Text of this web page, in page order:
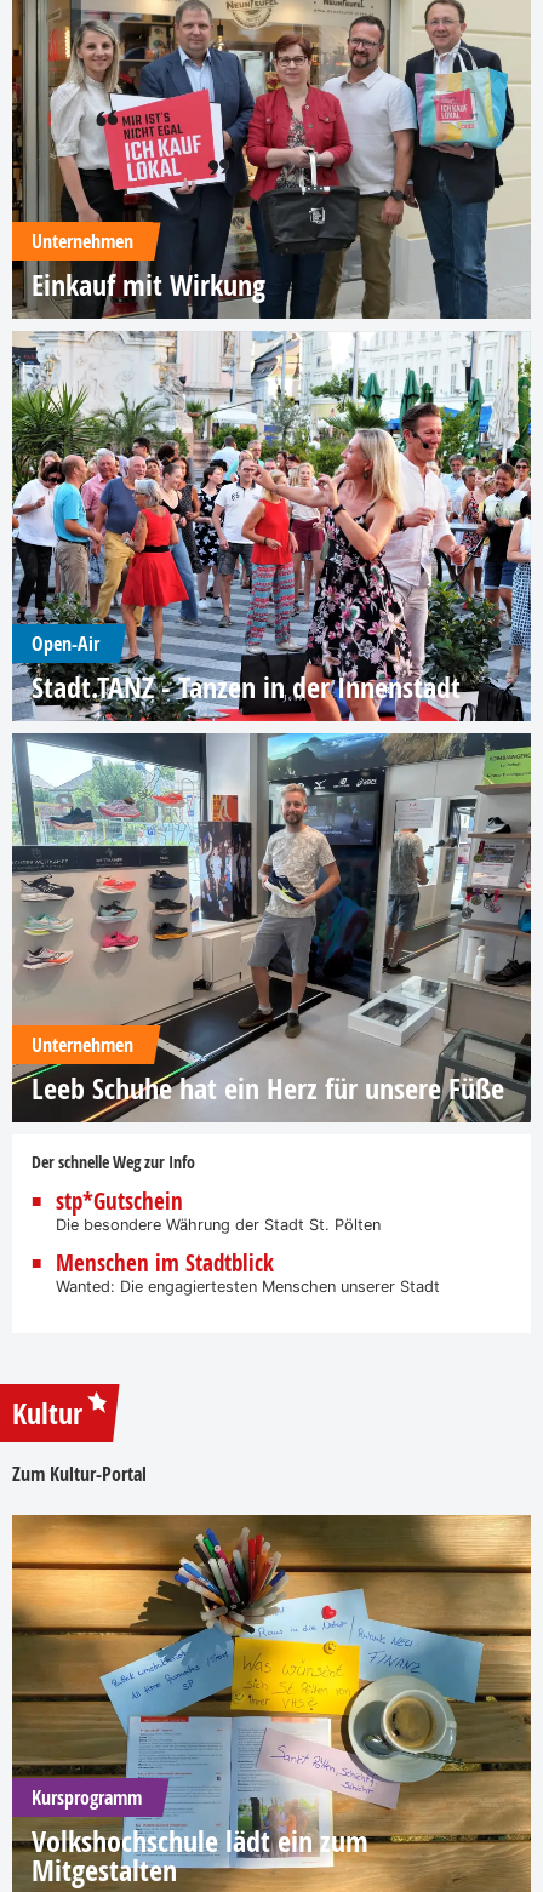
Unternehmen
Einkauf mit Wirkung
Open-Air
Stadt.TANZ - Tanzen in der Innenstadt
Unternehmen
Leeb Schuhe hat ein Herz für unsere Füße
Der schnelle Weg zur Info
stp*Gutschein
Die besondere Währung der Stadt St. Pölten
Menschen im Stadtblick
Wanted: Die engagiertesten Menschen unserer Stadt
Kultur
Zum Kultur-Portal
Kursprogramm
Volkshochschule lädt ein zum
Mitgestalten